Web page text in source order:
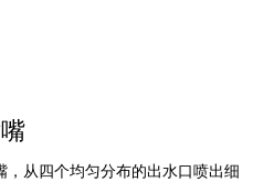
从四个均匀分布的出水口喷出细